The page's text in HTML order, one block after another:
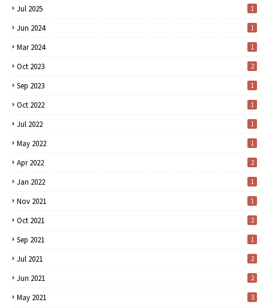
Jul 2025 1
Jun 2024 1
Mar 2024 1
Oct 2023 2
Sep 2023 1
Oct 2022 1
Jul 2022 1
May 2022 1
Apr 2022 2
Jan 2022 1
Nov 2021 1
Oct 2021 2
Sep 2021 1
Jul 2021 2
Jun 2021 2
May 2021 3